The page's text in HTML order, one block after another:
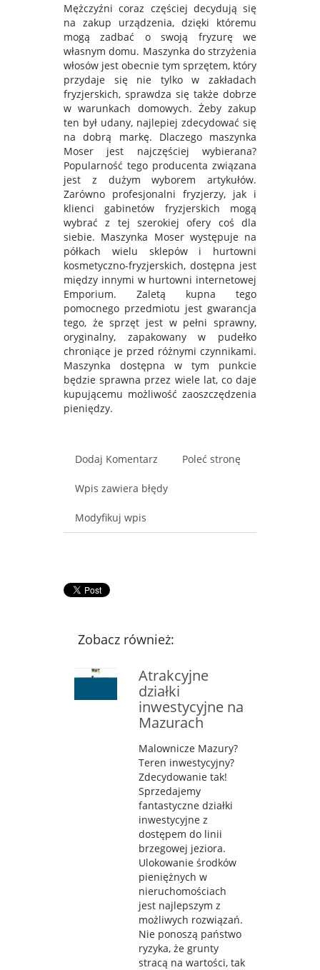
Mężczyźni coraz częściej decydują się
na zakup urządzenia, dzięki któremu
mogą zadbać o swoją fryzurę we
własnym domu. Maszynka do strzyżenia
włosów jest obecnie tym sprzętem, który
przydaje się nie tylko w zakładach
fryzjerskich, sprawdza się także dobrze
w warunkach domowych. Żeby zakup
ten był udany, najlepiej zdecydować się
na dobrą markę. Dlaczego maszynka
Moser jest najczęściej wybierana?
Popularność tego producenta związana
jest z dużym wyborem artykułów.
Zarówno profesjonalni fryzjerzy, jak i
klienci gabinetów fryzjerskich mogą
wybrać z tej szerokiej ofery coś dla
siebie. Maszynka Moser występuje na
półkach wielu sklepów i hurtowni
kosmetyczno-fryzjerskich, dostępna jest
między innymi w hurtowni internetowej
Emporium. Zaletą kupna tego
pomocnego przedmiotu jest gwarancja
tego, że sprzęt jest w pełni sprawny,
oryginalny, zapakowany w pudełko
chroniące je przed różnymi czynnikami.
Maszynka dostępna w tym punkcie
będzie sprawna przez wiele lat, co daje
kupującemu możliwość zaoszczędzenia
pieniędzy.
Dodaj Komentarz Poleć stronę
Wpis zawiera błędy
Modyfikuj wpis
Zobacz również:
Atrakcyjne
działki
inwestycyjne na
Mazurach
Malownicze Mazury?
Teren inwestycyjny?
Zdecydowanie tak!
Sprzedajemy
fantastyczne działki
inwestycyjne z
dostępem do linii
brzegowej jeziora.
Ulokowanie środków
pieniężnych w
nieruchomościach
jest najlepszym z
możliwych rozwiązań.
Nie ponoszą państwo
ryzyka, że grunty
stracą na wartości, tak